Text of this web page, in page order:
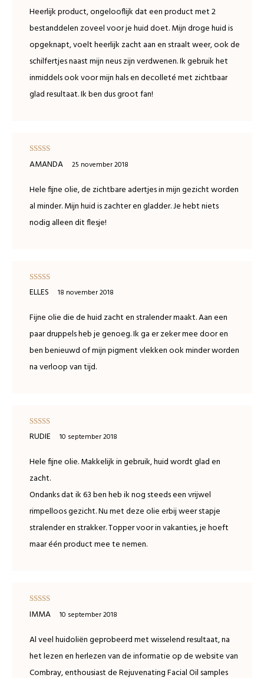
Heerlijk product, ongelooflijk dat een product met 2
bestanddelen zoveel voor je huid doet. Mijn droge huid is
opgeknapt, voelt heerlijk zacht aan en straalt weer, ook de
schilfertjes naast mijn neus zijn verdwenen. Ik gebruik het
inmiddels ook voor mijn hals en decolleté met zichtbaar
glad resultaat. Ik ben dus groot fan!
Waardering
5uit 5
AMANDA 25 november 2018
Hele fijne olie, de zichtbare adertjes in mijn gezicht worden
al minder. Mijn huid is zachter en gladder. Je hebt niets
nodig alleen dit flesje!
Waardering
4uit 5
ELLES 18 november 2018
Fijne olie die de huid zacht en stralender maakt. Aan een
paar druppels heb je genoeg. Ik ga er zeker mee door en
ben benieuwd of mijn pigment vlekken ook minder worden
na verloop van tijd.
Waardering
5uit 5
RUDIE 10 september 2018
Hele fijne olie. Makkelijk in gebruik, huid wordt glad en
zacht.
Ondanks dat ik 63 ben heb ik nog steeds een vrijwel
rimpelloos gezicht. Nu met deze olie erbij weer stapje
stralender en strakker. Topper voor in vakanties, je hoeft
maar één product mee te nemen.
Waardering
5uit 5
IMMA 10 september 2018
Al veel huidoliën geprobeerd met wisselend resultaat, na
het lezen en herlezen van de informatie op de website van
Combray, enthousiast de Rejuvenating Facial Oil samples